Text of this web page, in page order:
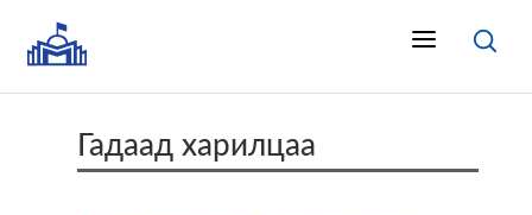
Гадаад харилцаа